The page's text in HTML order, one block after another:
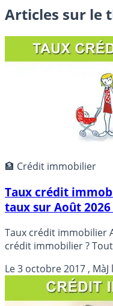
Articles sur le
🏦 Crédit immobilier
Taux crédit
taux sur Août 2026
Taux crédit immobilier
crédit immobilier ?
affichant les taux
Les taux de crédits
bas historique de
Le3 octobre 2017 , MàJ